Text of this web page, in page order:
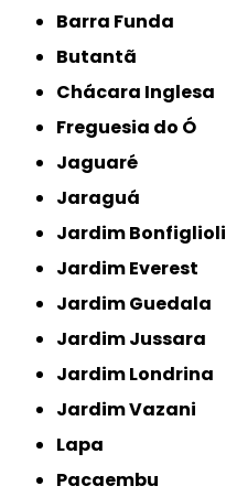
Barra Funda
Butantã
Chácara Inglesa
Freguesia do Ó
Jaguaré
Jaraguá
Jardim Bonfiglioli
Jardim Everest
Jardim Guedala
Jardim Jussara
Jardim Londrina
Jardim Vazani
Lapa
Pacaembu